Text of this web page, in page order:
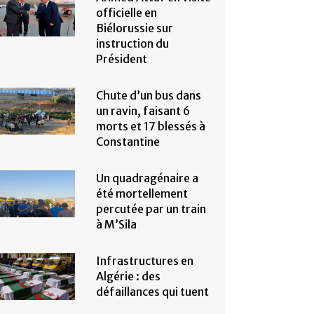
officielle en
Biélorussie sur
instruction du
Président
Chute d’un bus dans
un ravin, faisant 6
morts et 17 blessés à
Constantine
Un quadragénaire a
été mortellement
percutée par un train
à M’Sila
Infrastructures en
Algérie : des
défaillances qui tuent